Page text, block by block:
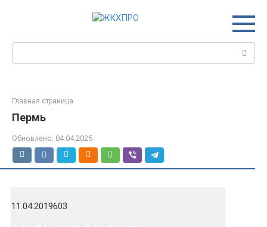
Главная страница
Пермь
Обновлено: 04.04.2025
11.04.2019603